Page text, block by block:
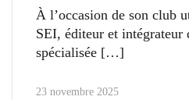
À l’occasion de son club
SEI, éditeur et intégrateur
spécialisée
23 novembre 2025